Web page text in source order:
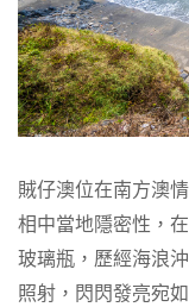
賊仔澳位在南方澳
相中當地隱密性，
玻璃瓶，歷經海浪
照射，閃閃發亮宛